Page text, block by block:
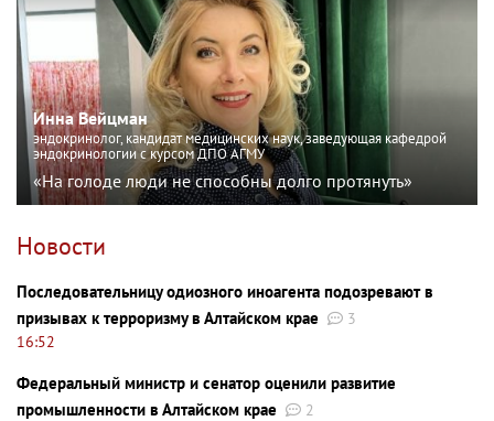
Инна Вейцман
эндокринолог, кандидат медицинских наук, заведующая кафедрой
эндокринологии с курсом ДПО АГМУ
«На голоде люди не способны долго протянуть»
Новости
Последовательницу одиозного иноагента подозревают в
призывах к терроризму в Алтайском крае
3
16:52
Федеральный министр и сенатор оценили развитие
промышленности в Алтайском крае
2